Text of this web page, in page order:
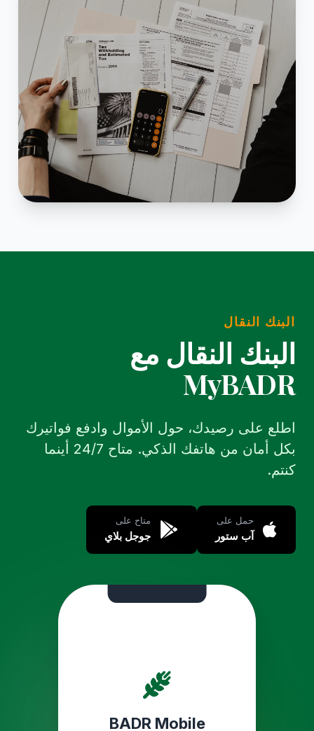
البنك النقال
البنك النقال مع
MyBADR
اطلع على رصيدك، حول الأموال وادفع فواتيرك
بكل أمان من هاتفك الذكي. متاح 24/7 أينما
كنتم.
حمل على
آب ستور
متاح على
جوجل بلاي
BADR Mobile